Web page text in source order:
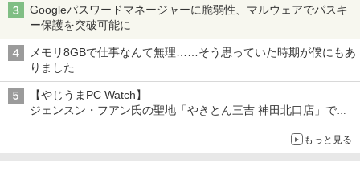
Googleパスワードマネージャーに脆弱性、マルウェアでパスキ
ー保護を突破可能に
メモリ8GBで仕事なんて無理……そう思っていた時期が僕にもあ
りました
【やじうまPC Watch】
ジェンスン・フアン氏の聖地「やきとん三吉 神田北口店」で
～コース名を変更したのはNVIDIAに怒られたからではないもっと見る